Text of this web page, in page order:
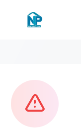
menu